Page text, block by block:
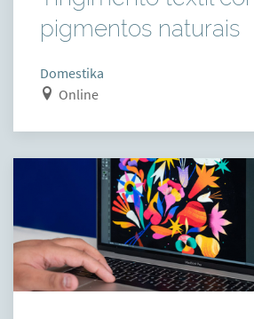
pigmentos naturais
Domestika
Online